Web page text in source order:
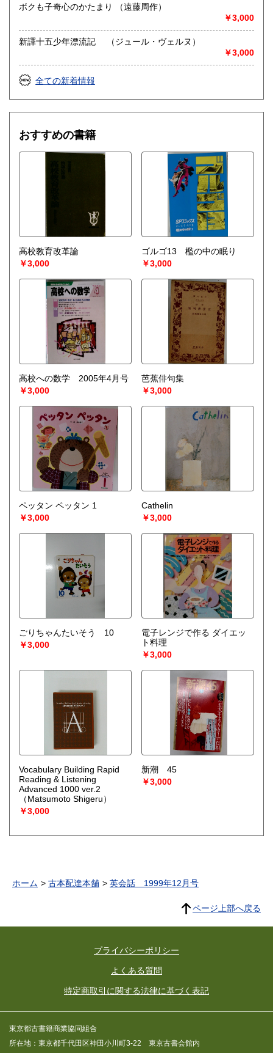
ボクも子奇心のかたまり （遠藤周作）
￥3,000
新譯十五少年漂流記 （ジュール・ヴェルヌ）
￥3,000
全ての新着情報
おすすめの書籍
高校教育改革論
￥3,000
ゴルゴ13 檻の中の眠り
￥3,000
高校への数学 2005年4月号
￥3,000
芭蕉俳句集
￥3,000
ペッタン ペッタン 1
￥3,000
Cathelin
￥3,000
ごりちゃんたいそう 10
￥3,000
電子レンジで作る ダイエッ
ト料理
￥3,000
Vocabulary Building Rapid
Reading & Listening
Advanced 1000 ver.2
（Matsumoto Shigeru）
￥3,000
新潮 45
￥3,000
ホーム 古本配達本舗 英会話 1999年12月号
ページ上部へ戻る
プライバシーポリシー
よくある質問
特定商取引に関する法律に基づく表記
東京都古書籍商業協同組合
所在地：東京都千代田区神田小川町3-22 東京古書会館内